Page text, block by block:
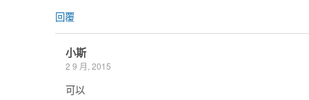
回覆
小斯
2 9 月, 2015
可以